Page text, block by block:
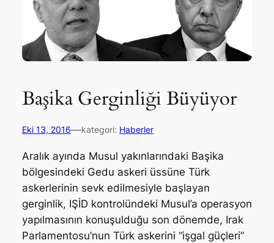
Başika Gerginliği Büyüyor
Eki 13, 2016—kategori: Haberler
Aralık ayında Musul yakınlarındaki Başika
bölgesindeki Gedu askeri üssüne Türk
askerlerinin sevk edilmesiyle başlayan
gerginlik, IŞİD kontrolündeki Musul’a operasyon
yapılmasının konuşulduğu son dönemde, Irak
Parlamentosu’nun Türk askerini “işgal güçleri”